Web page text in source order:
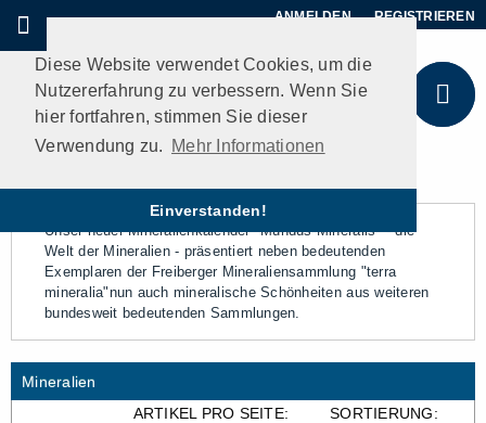
Diese Website verwendet Cookies, um die
Nutzererfahrung zu verbessern. Wenn Sie
hier fortfahren, stimmen Sie dieser
Verwendung zu.
Mehr Informationen
Einverstanden!
ANMELDEN REGISTRIEREN
Unser neuer Mineralienkalender "Mundus Mineralis" - die
Welt der Mineralien - präsentiert neben bedeutenden
Exemplaren der Freiberger Mineraliensammlung "terra
mineralia"nun auch mineralische Schönheiten aus weiteren
bundesweit bedeutenden Sammlungen.
Mineralien
SORTIERUNG:
ARTIKEL PRO SEITE: